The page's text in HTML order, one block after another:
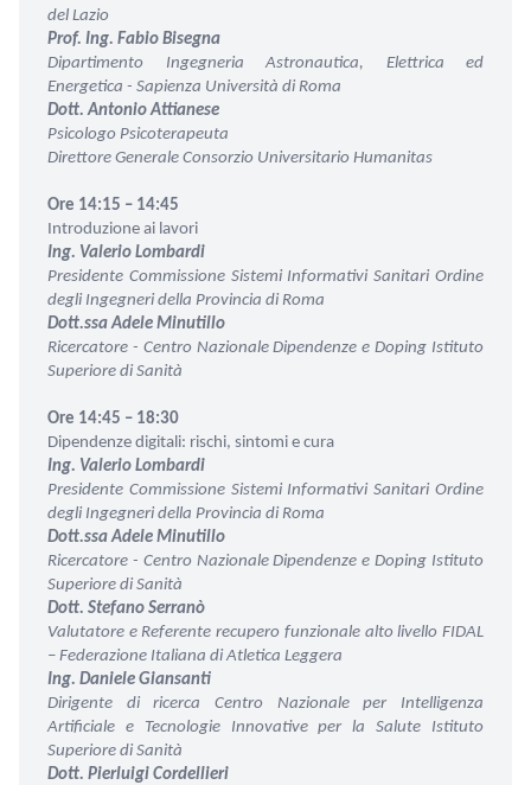
del Lazio
Prof. Ing. Fabio Bisegna
Dipartimento Ingegneria Astronautica, Elettrica ed
Energetica - Sapienza Università di Roma
Dott. Antonio Attianese
Psicologo Psicoterapeuta
Direttore Generale Consorzio Universitario Humanitas
Ore 14:15 – 14:45
Introduzione ai lavori
Ing. Valerio Lombardi
Presidente Commissione Sistemi Informativi Sanitari Ordine
degli Ingegneri della Provincia di Roma
Dott.ssa Adele Minutillo
Ricercatore - Centro Nazionale Dipendenze e Doping Istituto
Superiore di Sanità
Ore 14:45 – 18:30
Dipendenze digitali: rischi, sintomi e cura
Ing. Valerio Lombardi
Presidente Commissione Sistemi Informativi Sanitari Ordine
degli Ingegneri della Provincia di Roma
Dott.ssa Adele Minutillo
Ricercatore - Centro Nazionale Dipendenze e Doping Istituto
Superiore di Sanità
Dott. Stefano Serranò
Valutatore e Referente recupero funzionale alto livello FIDAL
– Federazione Italiana di Atletica Leggera
Ing. Daniele Giansanti
Dirigente di ricerca Centro Nazionale per Intelligenza
Artificiale e Tecnologie Innovative per la Salute Istituto
Superiore di Sanità
Dott. Pierluigi Cordellieri